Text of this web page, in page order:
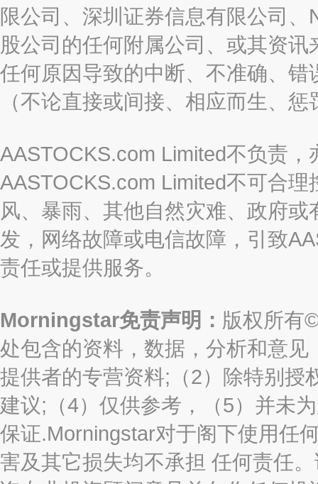
限公司、深圳证券信息有限公司
股公司的任何附属公司、或其资
任何原因导致的中断、不准确、
（不论直接或间接、相应而生、
AASTOCKS.com Limited不负责
AASTOCKS.com Limited不可合
风、暴雨、其他自然灾难、政府
发，网络故障或电信故障，引致
责任或提供服务。
Morningstar免责声明： 版权所有
处包含的资料，数据，分析和意见
提供者的专营资料;（2）除特别授
建议;（4）仅供参考，（5）并未
保证.Morningstar对于阁下使用任
害及其它损失均不承担 任何责任